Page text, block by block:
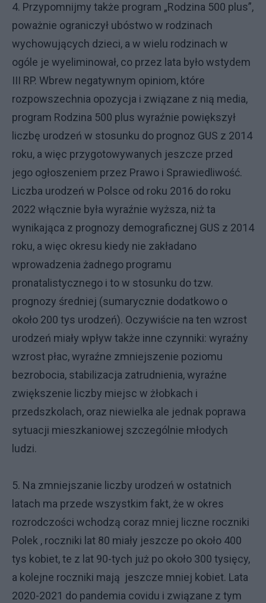
4. Przypomnijmy także program „Rodzina 500 plus”,
poważnie ograniczył ubóstwo w rodzinach
wychowujących dzieci, a w wielu rodzinach w
ogóle je wyeliminował, co przez lata było wstydem
III RP. Wbrew negatywnym opiniom, które
rozpowszechnia opozycja i związane z nią media,
program Rodzina 500 plus wyraźnie powiększył
liczbę urodzeń w stosunku do prognoz GUS z 2014
roku, a więc przygotowywanych jeszcze przed
jego ogłoszeniem przez Prawo i Sprawiedliwość.
Liczba urodzeń w Polsce od roku 2016 do roku
2022 włącznie była wyraźnie wyższa, niż ta
wynikająca z prognozy demograficznej GUS z 2014
roku, a więc okresu kiedy nie zakładano
wprowadzenia żadnego programu
pronatalistycznego i to w stosunku do tzw.
prognozy średniej (sumarycznie dodatkowo o
około 200 tys urodzeń). Oczywiście na ten wzrost
urodzeń miały wpływ także inne czynniki: wyraźny
wzrost płac, wyraźne zmniejszenie poziomu
bezrobocia, stabilizacja zatrudnienia, wyraźne
zwiększenie liczby miejsc w żłobkach i
przedszkolach, oraz niewielka ale jednak poprawa
sytuacji mieszkaniowej szczególnie młodych
ludzi.
5. Na zmniejszanie liczby urodzeń w ostatnich
latach ma przede wszystkim fakt, że w okres
rozrodczości wchodzą coraz mniej liczne roczniki
Polek , roczniki lat 80 miały jeszcze po około 400
tys kobiet, te z lat 90-tych już po około 300 tysięcy,
a kolejne roczniki mają jeszcze mniej kobiet. Lata
2020-2021 do pandemia covidu i związane z tym